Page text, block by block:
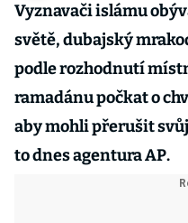
Vyznavači islámu
světě, dubajský
podle rozhodnutí
ramadánu počkat o
aby mohli přerušit
to dnes agentura AP.